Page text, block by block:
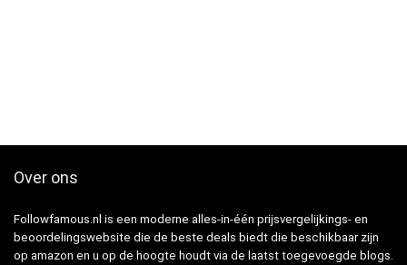
Over ons
Followfamous.nl is een moderne alles-in-één prijsvergelijkings- en
beoordelingswebsite die de beste deals biedt die beschikbaar zijn
op amazon en u op de hoogte houdt via de laatst toegevoegde blogs.